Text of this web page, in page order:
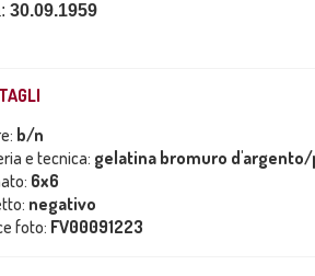
30.09.1959
b/n
e tecnica: gelatina bromuro
6x6
negativo
foto: FV00091223